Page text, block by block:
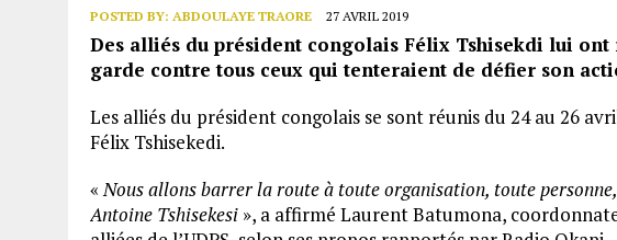
POSTED BY: ABDOULAYE TRAORE 27 AVRIL 2019
Des alliés du président congolais Félix Tshisekdi lui
garde contre tous ceux qui tenteraient de défier son
Les alliés du président congolais se sont réunis du 24 au 26
Félix Tshisekedi.
«Nous allons barrer la route à toute organisation, toute
Antoine Tshisekesi », a affirmé Laurent Batumona,